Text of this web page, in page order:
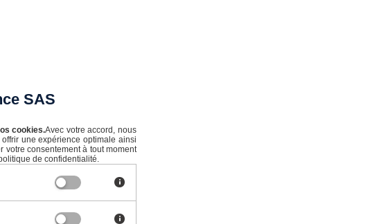
SAS
cookies.Avec votre accord, nous
une expérience optimale ainsi
votre consentement à tout moment
de confidentialité.